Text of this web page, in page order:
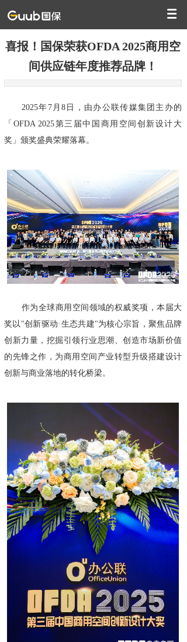
喜报！国保荣获OFDA 2025商用空
间供应链年度推荐品牌！
2025年7月8日，由办公联传媒集团主办的
「OFDA 2025第三届中国商用空间创新设计大
奖」颁奖盛典荣耀落幕。
作为全球商用空间领域的权威奖项，本届大
奖以"创新驱动·生态共建"为核心宗旨，聚焦品牌
创新力量，挖掘引领行业思潮、创造市场新价值
的先锋之作，为商用空间产业转型升级搭建设计
创新与商业落地的转化桥梁。